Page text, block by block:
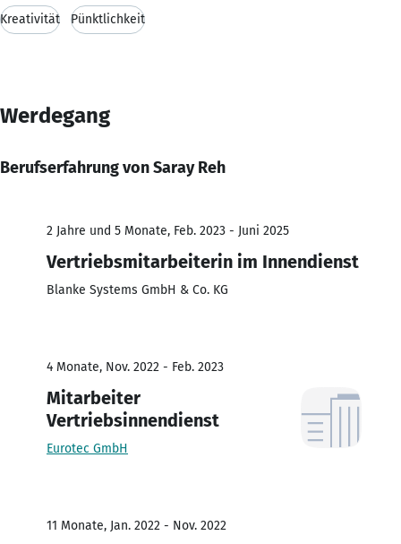
Kreativität Pünktlichkeit
Werdegang
Berufserfahrung von Saray Reh
2 Jahre und 5 Monate, Feb. 2023 - Juni 2025
Vertriebsmitarbeiterin im Innendienst
Blanke Systems GmbH & Co. KG
4 Monate, Nov. 2022 - Feb. 2023
Mitarbeiter
Vertriebsinnendienst
Eurotec GmbH
11 Monate, Jan. 2022 - Nov. 2022